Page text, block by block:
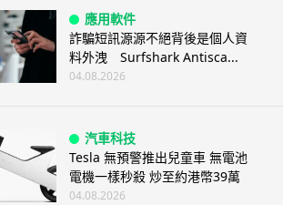
應用軟件
詐騙短訊源源不絕背後是個人資
料外洩 Surfshark Antisca...
04.08.2026
汽車科技
Tesla 無預警推出兒童車 無電池
電機一樣秒殺 炒至約港幣39萬
04.08.2026